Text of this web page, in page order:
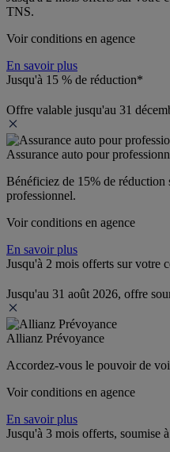
TNS.
Voir conditions en agence
En savoir plus
Jusqu'à 15 % de réduction*
Offre valable jusqu'au 31
Assurance auto pour
Bénéficiez de 15% de réduction
professionnel.
Voir conditions en agence
En savoir plus
Jusqu'à 2 mois offerts sur votre
Jusqu'au 31 août 2026, offre
Allianz Prévoyance
Accordez-vous le pouvoir de
Voir conditions en agence
En savoir plus
Jusqu'à 3 mois offerts, soumise